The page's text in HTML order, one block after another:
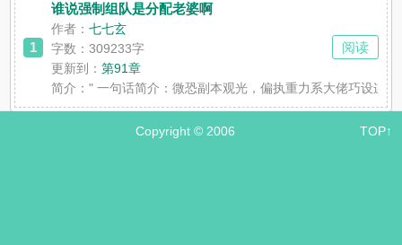
1
谁说强制组队是分配老婆啊
作者：七七玄
字数：309233字
更新到：第91章
简介：" 一句话简介：微恐副本观光，偏执重力系大佬巧设连
阅读
Copyright © 2006 TOP↑